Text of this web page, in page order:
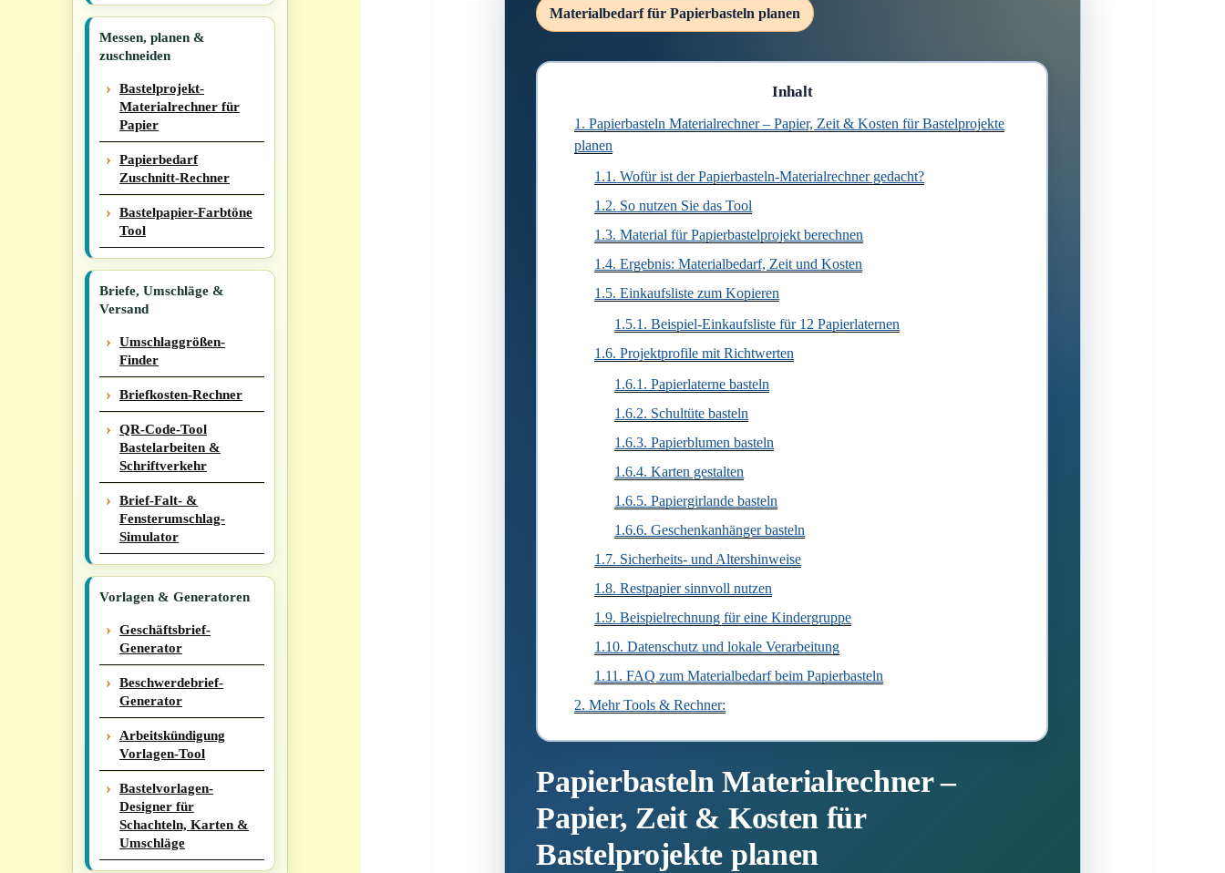
Messen, planen &
zuschneiden
Bastelprojekt-
Materialrechner für
Papier
Papierbedarf
Zuschnitt-Rechner
Bastelpapier-Farbtöne
Tool
Briefe, Umschläge &
Versand
Umschlaggrößen-
Finder
Briefkosten-Rechner
QR-Code-Tool
Bastelarbeiten &
Schriftverkehr
Brief-Falt- &
Fensterumschlag-
Simulator
Vorlagen & Generatoren
Geschäftsbrief-
Generator
Beschwerdebrief-
Generator
Arbeitskündigung
Vorlagen-Tool
Bastelvorlagen-
Designer für
Schachteln, Karten &
Umschläge
Materialbedarf für Papierbasteln planen
Inhalt
1. Papierbasteln Materialrechner – Papier, Zeit & Kosten für Bastelprojekte
planen
1.1. Wofür ist der Papierbasteln-Materialrechner gedacht?
1.2. So nutzen Sie das Tool
1.3. Material für Papierbastelprojekt berechnen
1.4. Ergebnis: Materialbedarf, Zeit und Kosten
1.5. Einkaufsliste zum Kopieren
1.5.1. Beispiel-Einkaufsliste für 12 Papierlaternen
1.6. Projektprofile mit Richtwerten
1.6.1. Papierlaterne basteln
1.6.2. Schultüte basteln
1.6.3. Papierblumen basteln
1.6.4. Karten gestalten
1.6.5. Papiergirlande basteln
1.6.6. Geschenkanhänger basteln
1.7. Sicherheits- und Altershinweise
1.8. Restpapier sinnvoll nutzen
1.9. Beispielrechnung für eine Kindergruppe
1.10. Datenschutz und lokale Verarbeitung
1.11. FAQ zum Materialbedarf beim Papierbasteln
2. Mehr Tools & Rechner:
Papierbasteln Materialrechner –
Papier, Zeit & Kosten für
Bastelprojekte planen